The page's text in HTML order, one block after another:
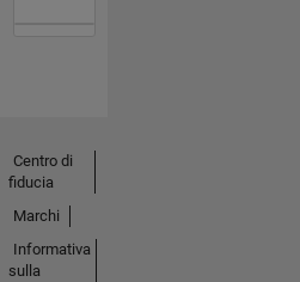
Centro di
fiducia
Marchi
Informativa
sulla